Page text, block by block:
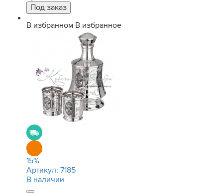
В избранном В избранное
15%
Артикул: 7185
В наличии